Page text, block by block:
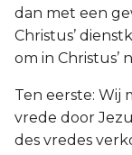
dan met een
Christus’
om in Christus’
Ten eerste: Wij
vrede door
des vredes